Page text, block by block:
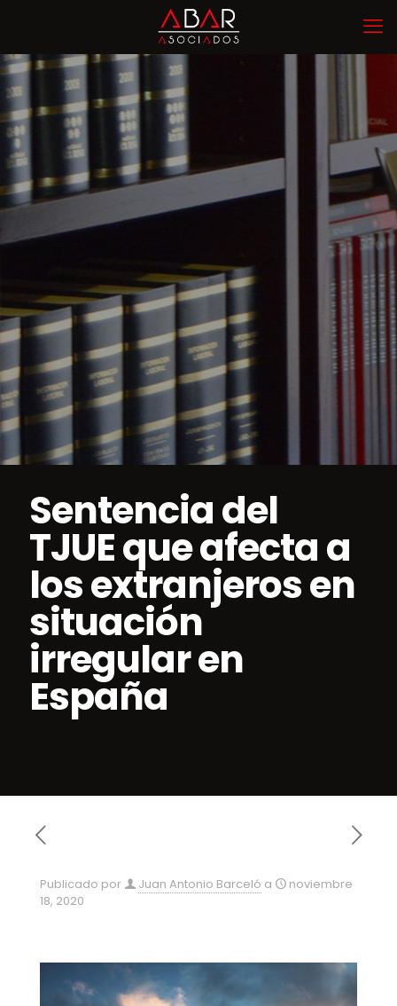
Sentencia del
TJUE que afecta a
los extranjeros en
situación
irregular en
España
Publicado por Juan Antonio Barceló a
noviembre
18, 2020